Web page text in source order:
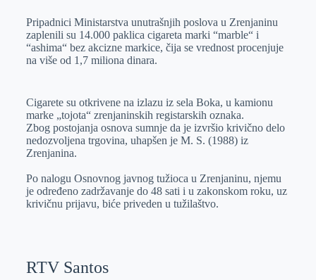
e
r
I
n
s
A
p
a
i
l
Pripadnici Ministarstva unutrašnjih poslova u Zrenjaninu
zaplenili su 14.000 paklica cigareta marki “marble“ i
“ashima“ bez akcizne markice, čija se vrednost procenjuje
na više od 1,7 miliona dinara.
Cigarete su otkrivene na izlazu iz sela Boka, u kamionu
marke „tojota“ zrenjaninskih registarskih oznaka.
Zbog postojanja osnova sumnje da je izvršio krivično delo
nedozvoljena trgovina, uhapšen je M. S. (1988) iz
Zrenjanina.
Po nalogu Osnovnog javnog tužioca u Zrenjaninu, njemu
je određeno zadržavanje do 48 sati i u zakonskom roku, uz
krivičnu prijavu, biće priveden u tužilaštvo.
RTV Santos